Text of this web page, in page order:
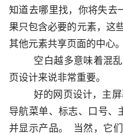
知道去哪里找，你将失去
果只包含必要的元素，这
其他元素共享页面的中心。
页设计来说非常重要。
导航菜单、标志、口号、
并显示产品。  当然，它